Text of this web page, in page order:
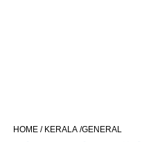
HOME / KERALA /GENERAL